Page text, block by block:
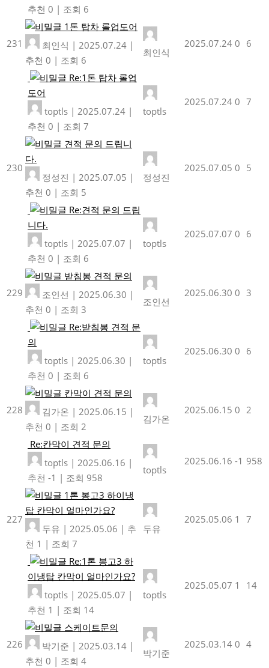
추천 0 | 조회 6
231
1톤 탑차 롤업도어
최인식 | 2025.07.24 |
추천 0 | 조회 6
최인식
2025.07.24 0 6
Re:1톤 탑차 롤업
도어
toptls | 2025.07.24 |
추천 0 | 조회 7
toptls
2025.07.24 0 7
230
견적 문의 드립니
다.
정성진 | 2025.07.05 |
추천 0 | 조회 5
정성진
2025.07.05 0 5
Re:견적 문의 드립
니다.
toptls | 2025.07.07 |
추천 0 | 조회 6
toptls
2025.07.07 0 6
229
받침봉 견적 문의
조인선 | 2025.06.30 |
추천 0 | 조회 3
조인선
2025.06.30 0 3
Re:받침봉 견적 문
의
toptls | 2025.06.30 |
추천 0 | 조회 6
toptls
2025.06.30 0 6
228
칸막이 견적 문의
김가온 | 2025.06.15 |
추천 0 | 조회 2
김가온
2025.06.15 0 2
Re:칸막이 견적 문의
toptls | 2025.06.16 |
추천 -1 | 조회 958
toptls
2025.06.16 -1 958
227
1톤 봉고3 하이냉
탑 칸막이 얼마인가요?
두유 | 2025.05.06 | 추
천 1 | 조회 7
두유
2025.05.06 1 7
Re:1톤 봉고3 하
이냉탑 칸막이 얼마인가요?
toptls | 2025.05.07 |
추천 1 | 조회 14
toptls
2025.05.07 1 14
226
스케이트문의
박기준 | 2025.03.14 |
추천 0 | 조회 4
박기준
2025.03.14 0 4